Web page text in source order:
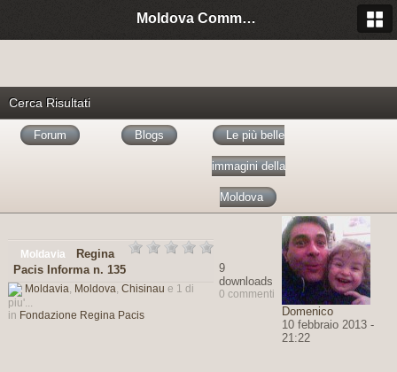
Moldova Community Italia
Cerca Risultati
Forum Blogs Le più belle
immagini della
Moldova
Moldavia
Regina
Pacis Informa n. 135
Moldavia Moldova Chisinau e 1 di
piu'...
in Fondazione Regina Pacis
9
downloads
0 commenti
Domenico
10 febbraio 2013 -
21:22